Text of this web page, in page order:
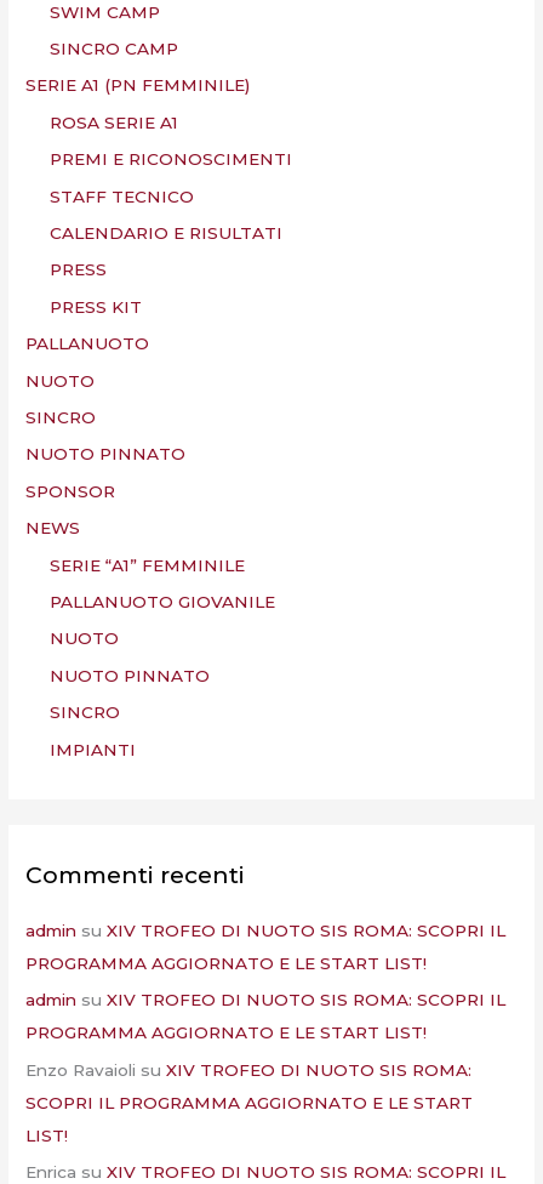
SWIM CAMP
SINCRO CAMP
SERIE A1 (PN FEMMINILE)
ROSA SERIE A1
PREMI E RICONOSCIMENTI
STAFF TECNICO
CALENDARIO E RISULTATI
PRESS
PRESS KIT
PALLANUOTO
NUOTO
SINCRO
NUOTO PINNATO
SPONSOR
NEWS
SERIE “A1” FEMMINILE
PALLANUOTO GIOVANILE
NUOTO
NUOTO PINNATO
SINCRO
IMPIANTI
Commenti recenti
admin suXIV TROFEO DI NUOTO SIS ROMA: SCOPRI IL
PROGRAMMA AGGIORNATO E LE START LIST!
admin suXIV TROFEO DI NUOTO SIS ROMA: SCOPRI IL
PROGRAMMA AGGIORNATO E LE START LIST!
Enzo Ravaioli suXIV TROFEO DI NUOTO SIS ROMA:
SCOPRI IL PROGRAMMA AGGIORNATO E LE START
LIST!
Enrica suXIV TROFEO DI NUOTO SIS ROMA: SCOPRI IL